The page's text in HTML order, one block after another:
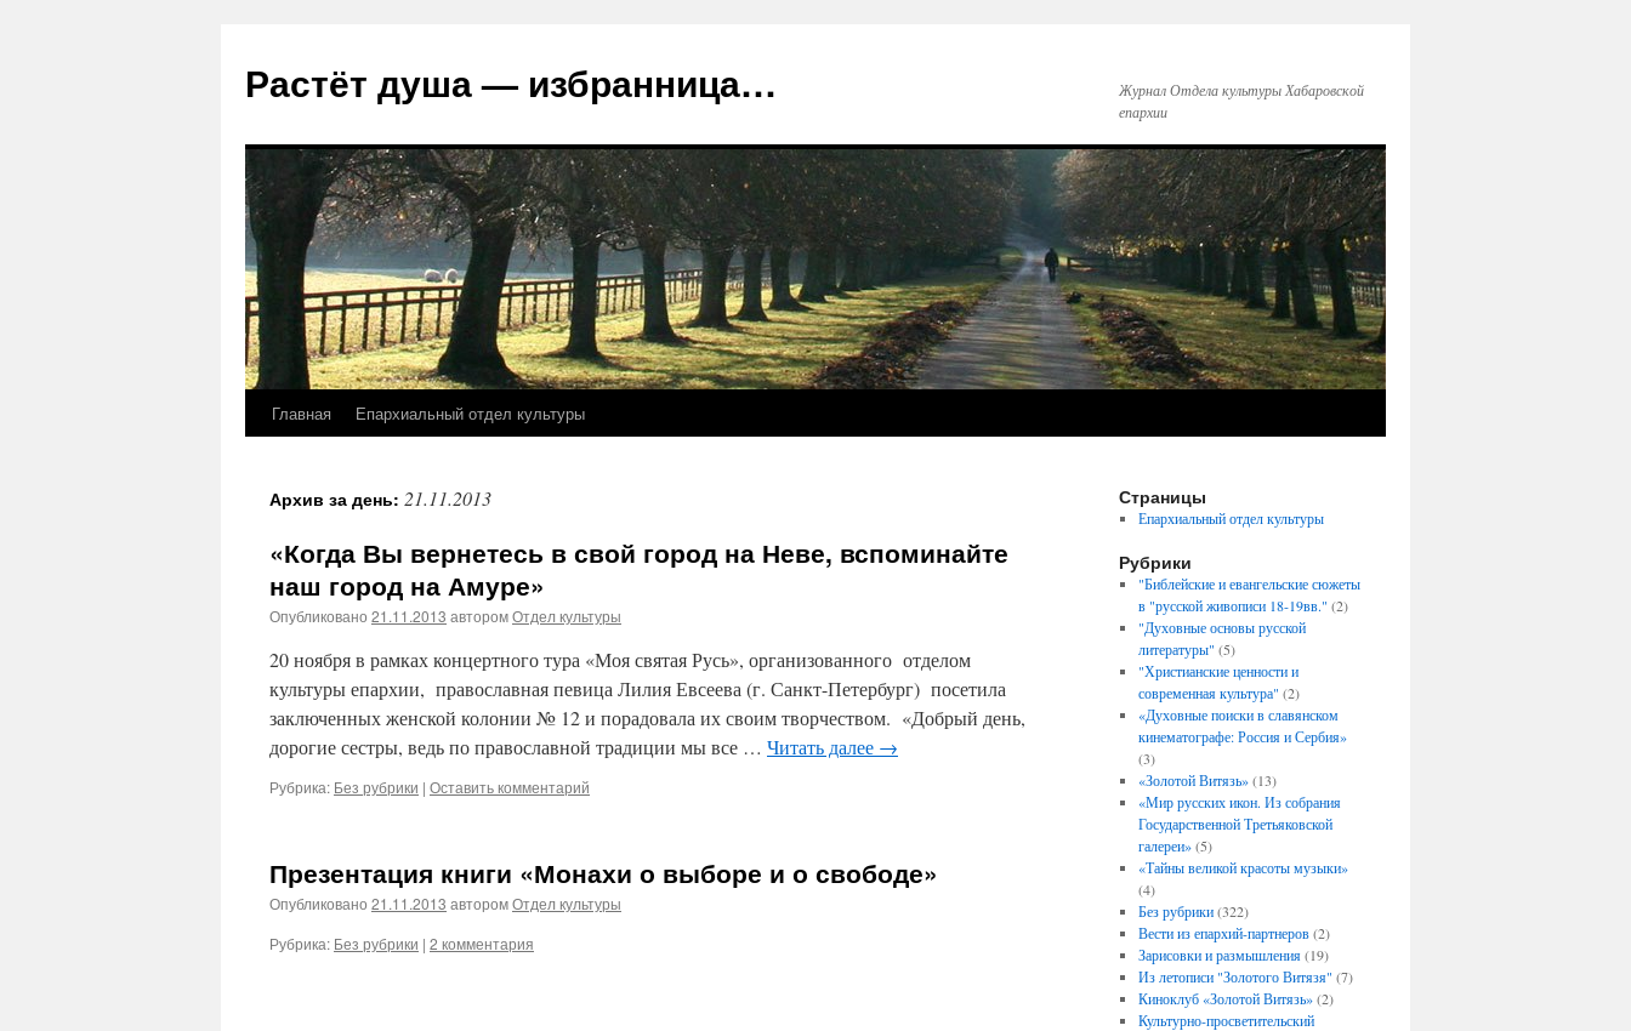
Растёт душа — избранница…
Журнал Отдела культуры Хабаровской
епархии
Перейти
содержимому
Главная Епархиальный отдел культуры
Архив за день: 21.11.2013
«Когда Вы вернетесь в свой город на Неве, вспоминайте
наш город на Амуре»
Опубликовано 21.11.2013 авторомОтдел культуры
20 ноября в рамках концертного тура «Моя святая Русь», организованного отделом
культуры епархии, православная певица Лилия Евсеева (г. Санкт-Петербург) посетила
заключенных женской колонии № 12 и порадовала их своим творчеством. «Добрый день,
дорогие сестры, ведь по православной традиции мы все … Читать далее →
Рубрика: Без рубрики | Оставить комментарий
Презентация книги «Монахи о выборе и о свободе»
Опубликовано 21.11.2013 авторомОтдел культуры
Рубрика: Без рубрики | 2 комментария
Страницы
Епархиальный отдел культуры
Рубрики
"Библейские и евангельские сюжеты
в "русской живописи 18-19вв." (2)
"Духовные основы русской
литературы" (5)
"Христианские ценности и
современная культура" (2)
«Духовные поиски в славянском
кинематографе: Россия и Сербия»
(3)
«Золотой Витязь»(13)
«Мир русских икон. Из собрания
Государственной Третьяковской
галереи»(5)
«Тайны великой красоты музыки»
(4)
Без рубрики(322)
Вести из епархий-партнеров(2)
Зарисовки и размышления(19)
Из летописи "Золотого Витязя" (7)
Киноклуб «Золотой Витязь»(2)
Культурно-просветительский